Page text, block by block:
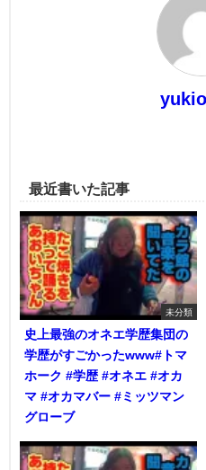
最近書いた記事
未分類
史上最強のオネエ学歴集団の
学歴がすごかったwww#トマ
ホーク #学歴 #オネエ #オカ
マ #オカマバー #ミッツマン
グローブ